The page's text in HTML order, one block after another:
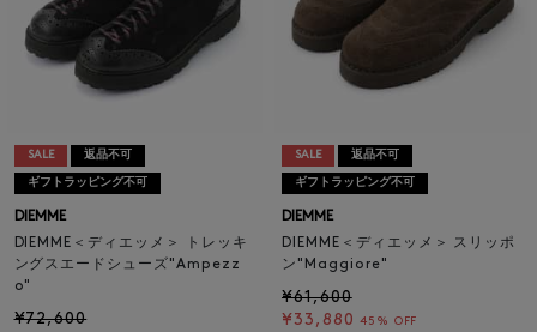
SALE 返品不可
ギフトラッピング不可
DIEMME
DIEMME＜ディエッメ＞ トレッキ
ングスエードシューズ"Ampezz
o"
¥72,600
SALE 返品不可
ギフトラッピング不可
DIEMME
DIEMME＜ディエッメ＞ スリッポ
ン"Maggiore"
¥61,600
¥33,880 45% OFF